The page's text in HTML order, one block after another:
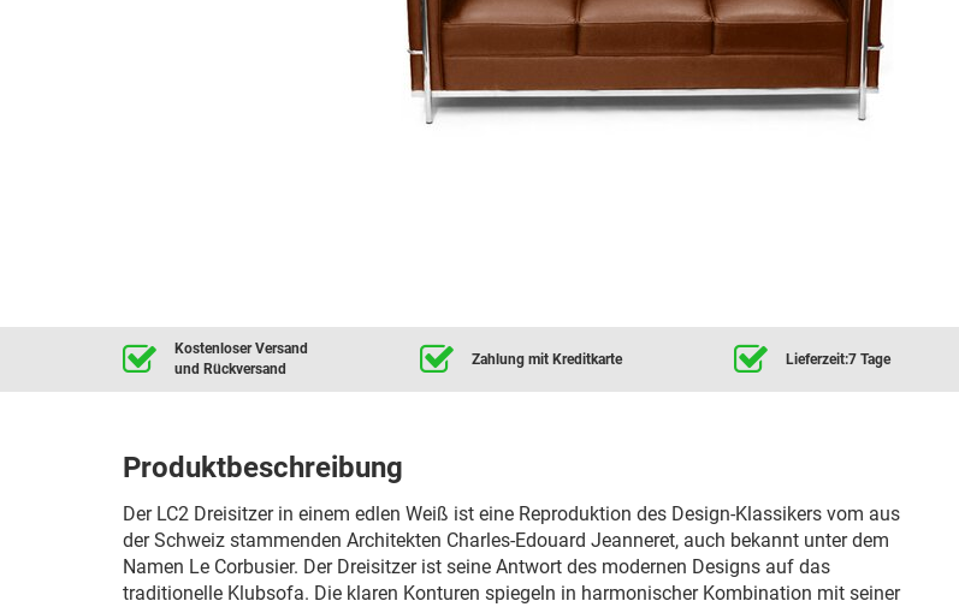
Kostenloser Versand
und Rückversand
Zahlung mit Kreditkarte Lieferzeit:7 Tage
Produktbeschreibung
Der LC2 Dreisitzer in einem edlen Weiß ist eine Reproduktion des Design-Klassikers vom aus
der Schweiz stammenden Architekten Charles-Edouard Jeanneret, auch bekannt unter dem
Namen Le Corbusier. Der Dreisitzer ist seine Antwort des modernen Designs auf das
traditionelle Klubsofa. Die klaren Konturen spiegeln in harmonischer Kombination mit seiner